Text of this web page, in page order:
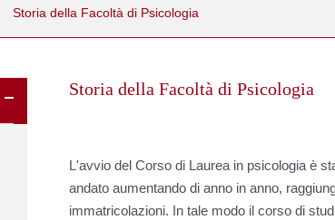
Storia della Facoltà di Psicologia
to
Storia della Facoltà di Psicologia
L'avvio del Corso di Laurea in psicologia è
andato aumentando di anno in anno,
immatricolazioni. In tale modo il corso di